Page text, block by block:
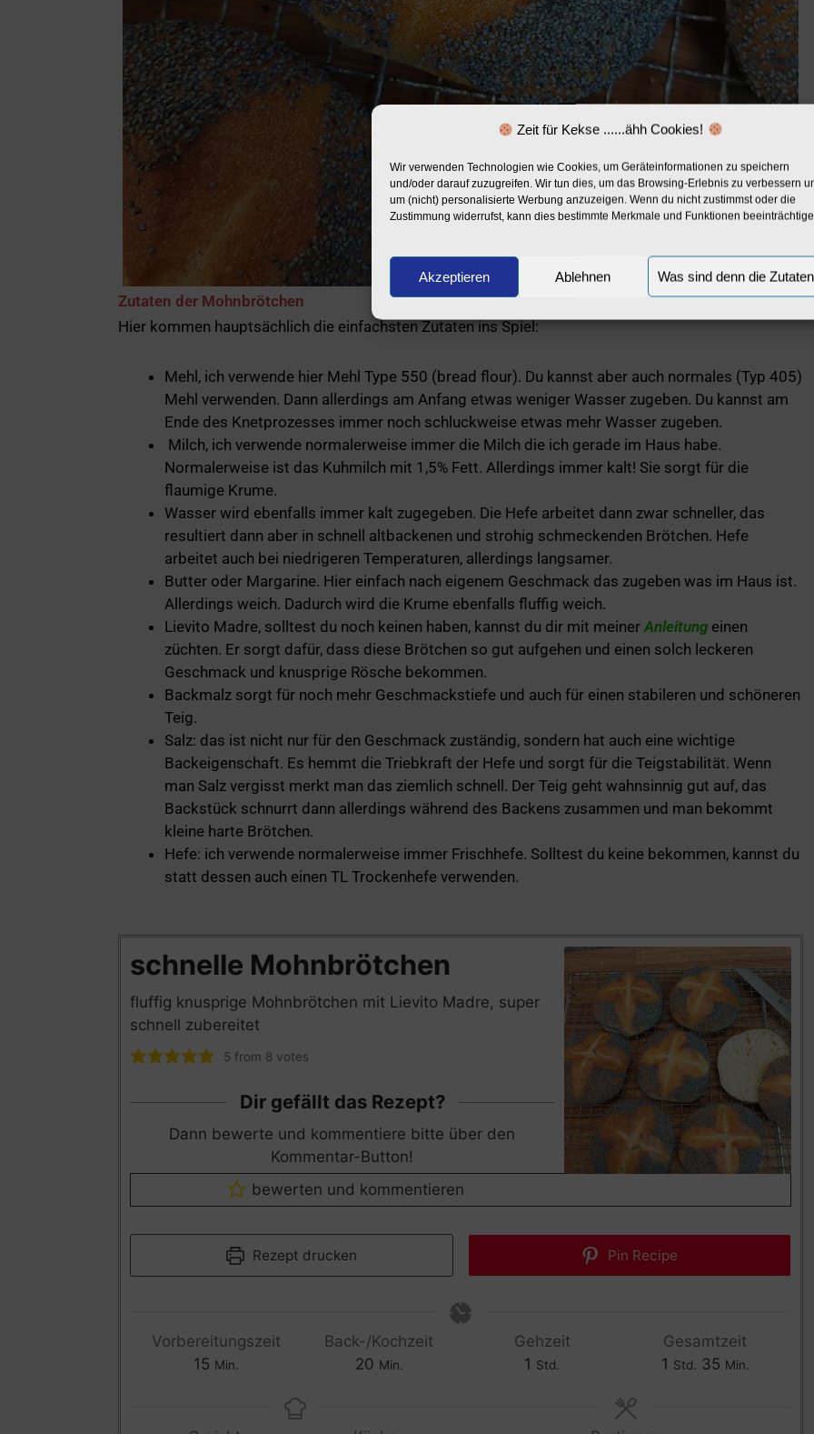
Zeit für Kekse ......ähh Cookies!
Wir verwenden Technologien wie Cookies, um Geräteinformationen zu speichern
und/oder darauf zuzugreifen. Wir tun dies, um das Browsing-Erlebnis zu verbessern
um (nicht) personalisierte Werbung anzuzeigen. Wenn du nicht zustimmst oder die
Zustimmung widerrufst, kann dies bestimmte Merkmale und Funktionen
Akzeptieren Ablehnen Was sind denn die
Zutaten der Mohnbrötchen
Hier kommen hauptsächlich die einfachsten Zutaten ins Spiel:
Mehl, ich verwende hier Mehl Type 550 (bread flour). Du kannst aber auch normales (Typ 405)
Mehl verwenden. Dann allerdings am Anfang etwas weniger Wasser zugeben. Du kannst am
Ende des Knetprozesses immer noch schluckweise etwas mehr Wasser zugeben.
Milch, ich verwende normalerweise immer die Milch die ich gerade im Haus habe.
Normalerweise ist das Kuhmilch mit 1,5% Fett. Allerdings immer kalt! Sie sorgt für die
flaumige Krume.
Wasser wird ebenfalls immer kalt zugegeben. Die Hefe arbeitet dann zwar schneller, das
resultiert dann aber in schnell altbackenen und strohig schmeckenden Brötchen. Hefe
arbeitet auch bei niedrigeren Temperaturen, allerdings langsamer.
Butter oder Margarine. Hier einfach nach eigenem Geschmack das zugeben was im Haus ist.
Allerdings weich. Dadurch wird die Krume ebenfalls fluffig weich.
Lievito Madre, solltest du noch keinen haben, kannst du dir mit meinerAnleitung einen
züchten. Er sorgt dafür, dass diese Brötchen so gut aufgehen und einen solch leckeren
Geschmack und knusprige Rösche bekommen.
Backmalz sorgt für noch mehr Geschmackstiefe und auch für einen stabileren und schöneren
Teig.
Salz: das ist nicht nur für den Geschmack zuständig, sondern hat auch eine wichtige
Backeigenschaft. Es hemmt die Triebkraft der Hefe und sorgt für die Teigstabilität. Wenn
man Salz vergisst merkt man das ziemlich schnell. Der Teig geht wahnsinnig gut auf, das
Backstück schnurrt dann allerdings während des Backens zusammen und man bekommt
kleine harte Brötchen.
Hefe: ich verwende normalerweise immer Frischhefe. Solltest du keine bekommen, kannst du
statt dessen auch einen TL Trockenhefe verwenden.
schnelle Mohnbrötchen
fluffig knusprige Mohnbrötchen mit Lievito Madre, super
schnell zubereitet
5 from 8 votes
Dir gefällt das Rezept?
Dann bewerte und kommentiere bitte über den
Kommentar-Button!
bewerten und kommentieren
Rezept drucken Pin Recipe
Vorbereitungszeit
15 Min.
Back-/Kochzeit
20 Min.
Gehzeit
1 Std.
Gesamtzeit
1 Std. 35 Min.